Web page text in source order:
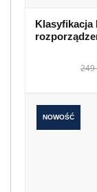
Klasyfikacja
249
NOWOŚĆ